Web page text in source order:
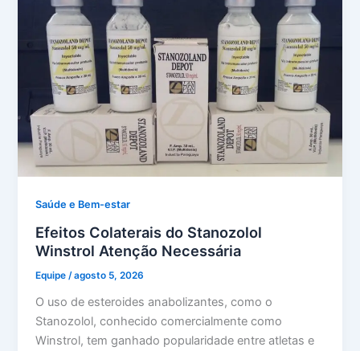
Saúde e Bem-estar
Efeitos Colaterais do Stanozolol
Winstrol Atenção Necessária
Equipe /agosto 5, 2026
O uso de esteroides anabolizantes, como o
Stanozolol, conhecido comercialmente como
Winstrol, tem ganhado popularidade entre atletas e